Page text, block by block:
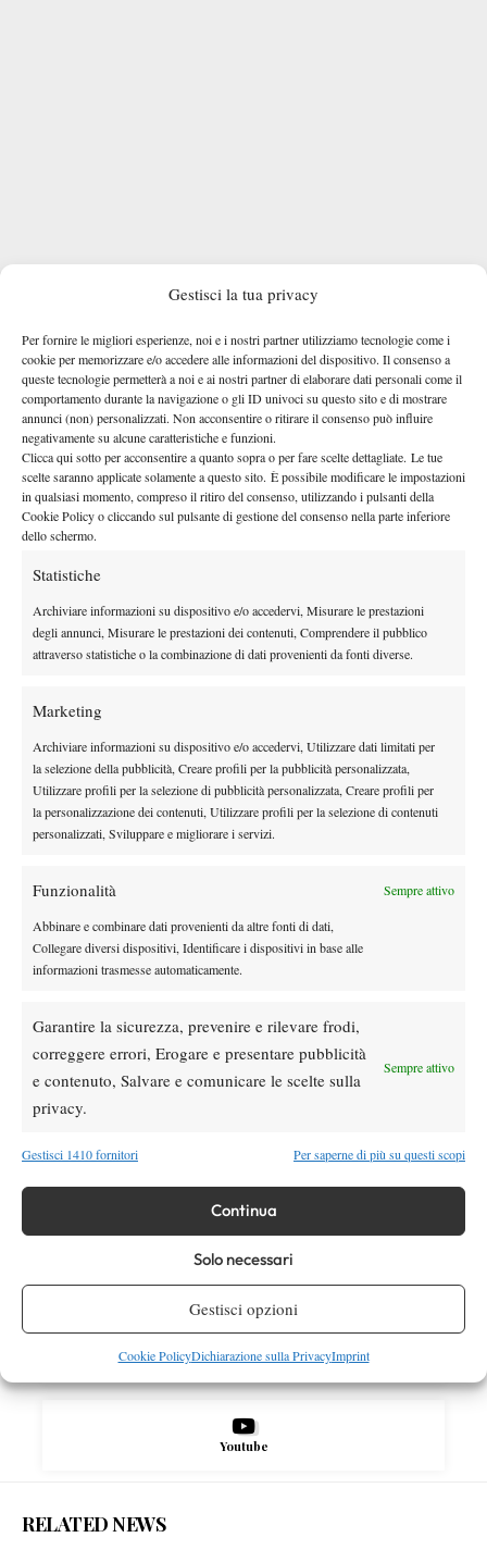
Gestisci la tua privacy
Per fornire le migliori esperienze, noi e i nostri partner utilizziamo tecnologie come i
cookie per memorizzare e/o accedere alle informazioni del dispositivo. Il consenso a
queste tecnologie permetterà a noi e ai nostri partner di elaborare dati personali come il
comportamento durante la navigazione o gli ID univoci su questo sito e di mostrare
annunci (non) personalizzati. Non acconsentire o ritirare il consenso può influire
negativamente su alcune caratteristiche e funzioni.
Clicca qui sotto per acconsentire a quanto sopra o per fare scelte dettagliate. Le tue
scelte saranno applicate solamente a questo sito. È possibile modificare le impostazioni
in qualsiasi momento, compreso il ritiro del consenso, utilizzando i pulsanti della
Cookie Policy o cliccando sul pulsante di gestione del consenso nella parte inferiore
dello schermo.
Statistiche
Archiviare informazioni su dispositivo e/o accedervi, Misurare le prestazioni
degli annunci, Misurare le prestazioni dei contenuti, Comprendere il pubblico
attraverso statistiche o la combinazione di dati provenienti da fonti diverse.
Marketing
Archiviare informazioni su dispositivo e/o accedervi, Utilizzare dati limitati per
la selezione della pubblicità, Creare profili per la pubblicità personalizzata,
Utilizzare profili per la selezione di pubblicità personalizzata, Creare profili per
la personalizzazione dei contenuti, Utilizzare profili per la selezione di contenuti
personalizzati, Sviluppare e migliorare i servizi.
Funzionalità Sempre attivo
Abbinare e combinare dati provenienti da altre fonti di dati,
Collegare diversi dispositivi, Identificare i dispositivi in base alle
informazioni trasmesse automaticamente.
Garantire la sicurezza, prevenire e rilevare frodi,
correggere errori, Erogare e presentare pubblicità
e contenuto, Salvare e comunicare le scelte sulla
privacy.
Sempre attivo
Gestisci 1410 fornitori Per saperne di più su questi scopi
Continua
Solo necessari
Gestisci opzioni
Cookie PolicyDichiarazione sulla PrivacyImprint
DI TENDENZA
News
News
Masters 1000 Montreal 2026: medical time
out per Shang contro Darderi
WTA 1000 Toronto 2026: pioggia pesante,
gioco sospeso
Shang inizia in ritardo per pioggia
Facebook
Instagram
Youtube
RELATED NEWS